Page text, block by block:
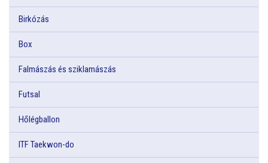
Birkózás
Box
Falmászás és sziklamászás
Futsal
Hőlégballon
ITF Taekwon-do